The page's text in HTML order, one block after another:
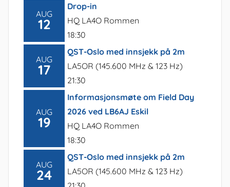
AUG
12
Drop-in
HQ LA4O Rommen
18:30
AUG
17
QST-Oslo med innsjekk på 2m
LA5OR (145.600 MHz & 123 Hz)
21:30
AUG
19
Informasjonsmøte om Field Day
2026 ved LB6AJ Eskil
HQ LA4O Rommen
18:30
AUG
24
QST-Oslo med innsjekk på 2m
LA5OR (145.600 MHz & 123 Hz)